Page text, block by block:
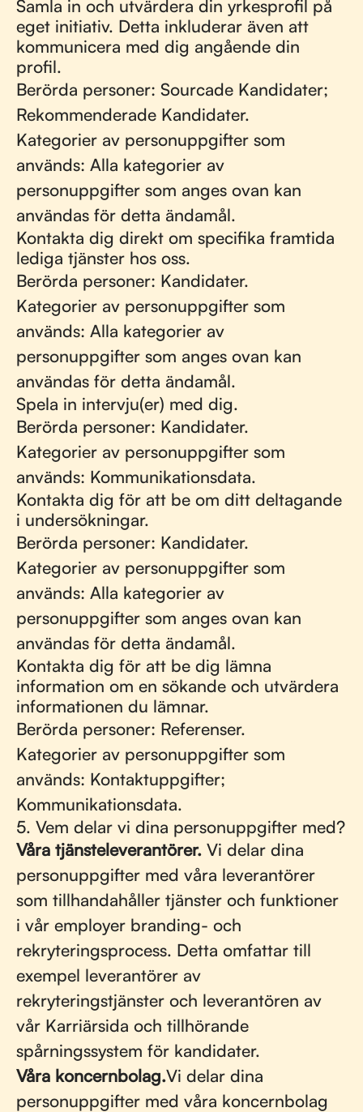
Samla in och utvärdera din yrkesprofil på
eget initiativ. Detta inkluderar även att
kommunicera med dig angående din
profil.
Berörda personer: Sourcade Kandidater;
Rekommenderade Kandidater.
Kategorier av personuppgifter som
används: Alla kategorier av
personuppgifter som anges ovan kan
användas för detta ändamål.
Kontakta dig direkt om specifika framtida
lediga tjänster hos oss.
Berörda personer: Kandidater.
Kategorier av personuppgifter som
används: Alla kategorier av
personuppgifter som anges ovan kan
användas för detta ändamål.
Spela in intervju(er) med dig.
Berörda personer: Kandidater.
Kategorier av personuppgifter som
används: Kommunikationsdata.
Kontakta dig för att be om ditt deltagande
i undersökningar.
Berörda personer: Kandidater.
Kategorier av personuppgifter som
används: Alla kategorier av
personuppgifter som anges ovan kan
användas för detta ändamål.
Kontakta dig för att be dig lämna
information om en sökande och utvärdera
informationen du lämnar.
Berörda personer: Referenser.
Kategorier av personuppgifter som
används: Kontaktuppgifter;
Kommunikationsdata.
5. Vem delar vi dina personuppgifter med?
Våra tjänsteleverantörer. Vi delar dina
personuppgifter med våra leverantörer
som tillhandahåller tjänster och funktioner
i vår employer branding- och
rekryteringsprocess. Detta omfattar till
exempel leverantörer av
rekryteringstjänster och leverantören av
vår Karriärsida och tillhörande
spårningssystem för kandidater.
Våra koncernbolag.Vi delar dina
personuppgifter med våra koncernbolag